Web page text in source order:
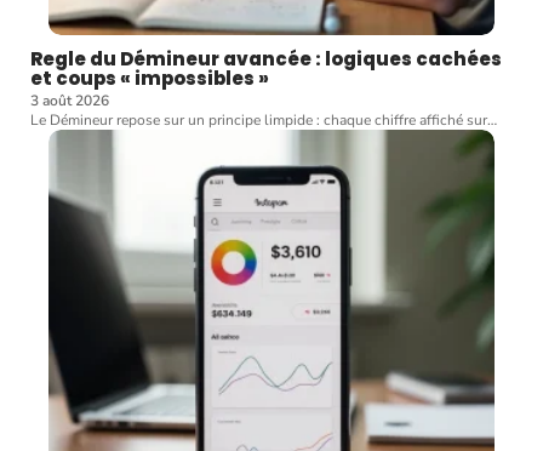
Regle du Démineur avancée : logiques cachées
et coups « impossibles »
3 août 2026
Le Démineur repose sur un principe limpide : chaque chiffre affiché sur…